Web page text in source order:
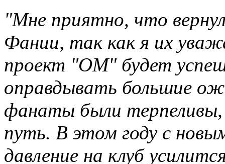
"Мне приятно, что
Фании, так как я их
проект "ОМ" будет
оправдывать большие
фанаты были терпеливы,
путь. В этом году с
давление на клуб